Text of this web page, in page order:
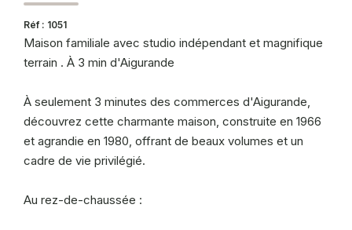
Réf : 1051
Maison familiale avec studio indépendant et magnifique
terrain . À 3 min d'Aigurande
À seulement 3 minutes des commerces d'Aigurande,
découvrez cette charmante maison, construite en 1966
et agrandie en 1980, offrant de beaux volumes et un
cadre de vie privilégié.
Au rez-de-chaussée :